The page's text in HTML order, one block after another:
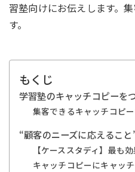
習塾向けにお伝えします。
す。
もくじ
学習塾のキャッチコピーを
集客できるキャッチコピ
“顧客のニーズに応えるこ
【ケーススタディ】最も
キャッチコピーにキャッ